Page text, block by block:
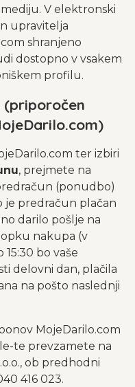
V elektronski
upravitelja
shranjeno
dostopno v vsakem
profilu.
(priporočen
)
ter izbiri
, prejmete na
(ponudbo)
je predračun plačan
darilo pošlje na
nakupa (v
bo vaše
delovni dan, plačila
na pošto naslednji
MojeDarilo.com
te prevzamete na
ob predhodni
416 023.